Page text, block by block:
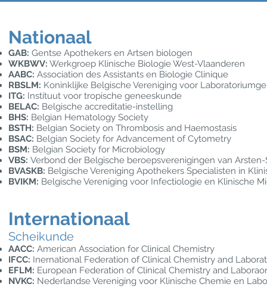
Nationaal
GAB: Gentse Apothekers en Artsen biologen
WKBWV: Werkgroep Klinische Biologie West-Vlaanderen
AABC: Association des Assistants en Biologie Clinique
RBSLM: Koninklijke Belgische Vereniging voor
ITG: Instituut voor tropische geneeskunde
BELAC: Belgische accreditatie-instelling
BHS: Belgian Hematology Society
BSTH: Belgian Society on Thrombosis and Haemostasis
BSAC: Belgian Society for Advancement of Cytometry
BSM: Belgian Society for Microbiology
VBS: Verbond der Belgische beroepsverenigingen van
BVASKB: Belgische Vereniging Apothekers Specialisten in
BVIKM: Belgische Vereniging voor Infectiologie en Klinische
Internationaal
Scheikunde
AACC: American Association for Clinical Chemistry
IFCC: Inernational Federation of Clinical Chemistry and
EFLM: European Federation of Clinical Chemistry and
NVKC: Nederlandse Vereniging voor Klinische Chemie en